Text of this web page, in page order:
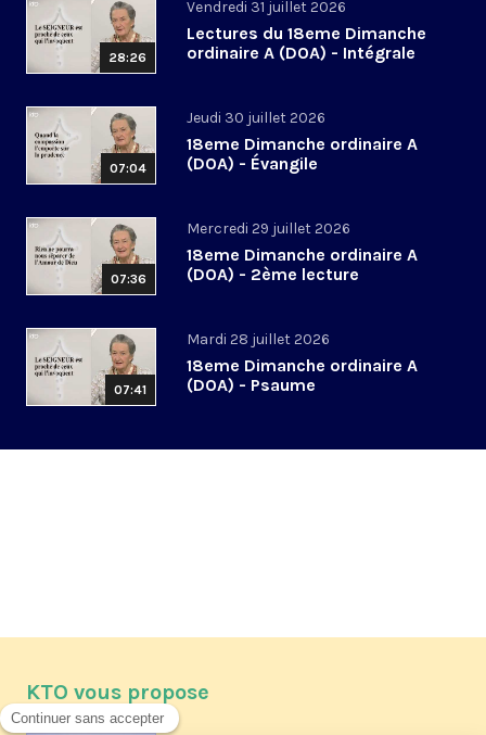
28:26
Vendredi 31 juillet 2026
Lectures du 18eme Dimanche
ordinaire A (DOA) - Intégrale
07:04
Jeudi 30 juillet 2026
18eme Dimanche ordinaire A
(DOA) - Évangile
07:36
Mercredi 29 juillet 2026
18eme Dimanche ordinaire A
(DOA) - 2ème lecture
07:41
Mardi 28 juillet 2026
18eme Dimanche ordinaire A
(DOA) - Psaume
KTO vous propose